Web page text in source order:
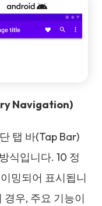
Navigation)
탭 바(Tap Bar)
식입니다. 10 정
밍되어 표시됩니
경우, 주요 기능이